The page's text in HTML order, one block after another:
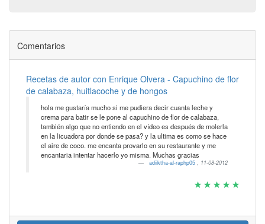
Comentarios
Recetas de autor con Enrique Olvera - Capuchino de flor
de calabaza, huitlacoche y de hongos
hola me gustaría mucho si me pudiera decir cuanta leche y
crema para batir se le pone al capuchino de flor de calabaza,
también algo que no entiendo en el vídeo es después de molerla
en la licuadora por donde se pasa? y la ultima es como se hace
el aire de coco. me encanta provarlo en su restaurante y me
encantaria intentar hacerlo yo misma. Muchas gracias
adiiktha-al-raphp05 , 11-08-2012